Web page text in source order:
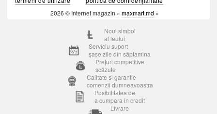
2026 © Internet magazin « maxmart.md »
Noul simbol
al leului
Serviciu suport
șase zile din săptamina
Prețuri competitive
scăzute
Calitate si garantie
comenzii dumneavoastra
Posibilitatea de
a cumpara in credit
Livrare